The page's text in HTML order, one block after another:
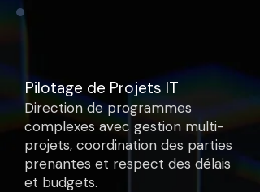
Pilotage de Projets IT
Direction de programmes
complexes avec gestion multi-
projets, coordination des parties
prenantes et respect des délais
et budgets.